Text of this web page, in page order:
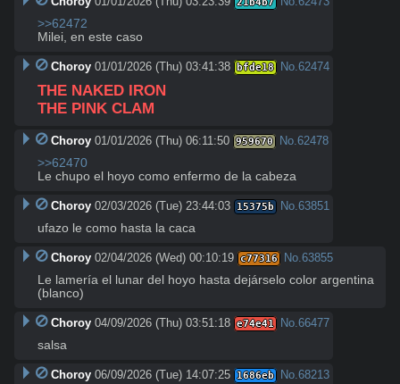
21b4b7
>>62472
Milei, en este caso
Choroy 01/01/2026 (Thu) 03:41:38 bfde18 No.62474
THE NAKED IRON
THE PINK CLAM
Choroy 01/01/2026 (Thu) 06:11:50 959670 No.62478
>>62470
Le chupo el hoyo como enfermo de la cabeza
Choroy 02/03/2026 (Tue) 23:44:03 15375b No.63851
ufazo le como hasta la caca
Choroy 02/04/2026 (Wed) 00:10:19 c77316 No.63855
Le lamería el lunar del hoyo hasta dejárselo color argentina
(blanco)
Choroy 04/09/2026 (Thu) 03:51:18 e74e41 No.66477
salsa
Choroy 06/09/2026 (Tue) 14:07:25 1686eb No.68213